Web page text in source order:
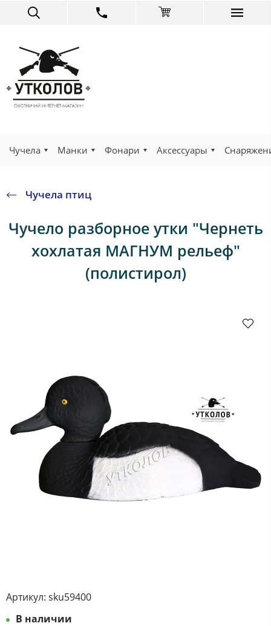
Чучела Манки Фонари Аксессуары
Чучела птиц
Чучело разборное утки "Чернеть
хохлатая МАГНУМ рельеф"
(полистирол)
Артикул: sku59400
В наличии